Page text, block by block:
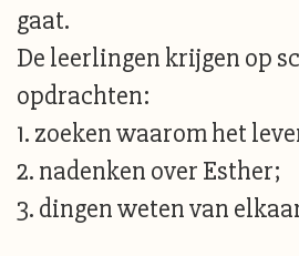
gaat.
De leerlingen krijgen op
opdrachten:
1. zoeken waarom het
2. nadenken over Esther;
3. dingen weten van